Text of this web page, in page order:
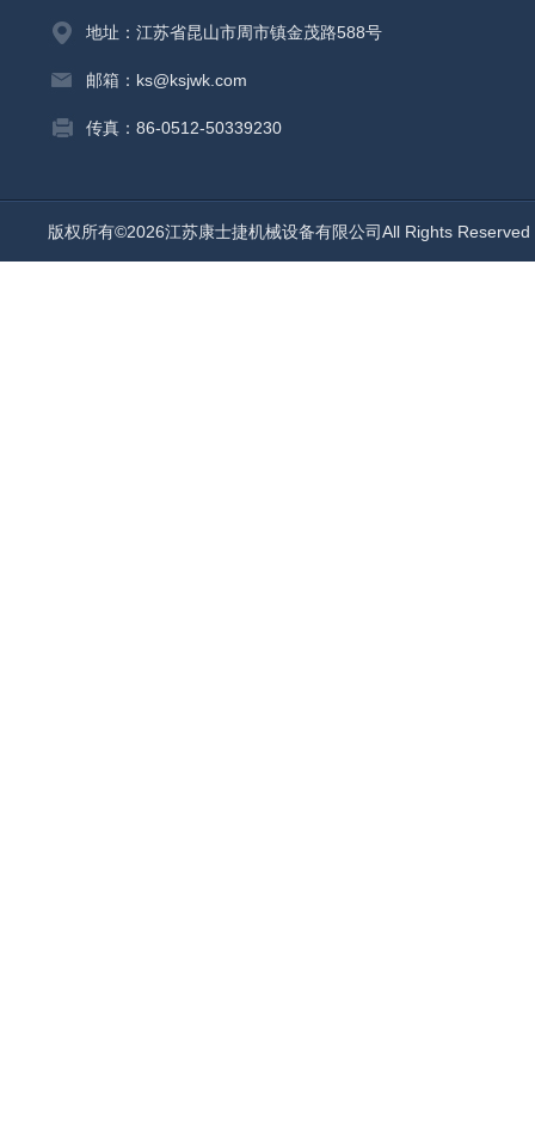
地址：江苏省昆山市周市镇金茂路588号
邮箱：ks@ksjwk.com
传真：86-0512-50339230
版权所有©2026江苏康士捷机械设备有限公司All Rights